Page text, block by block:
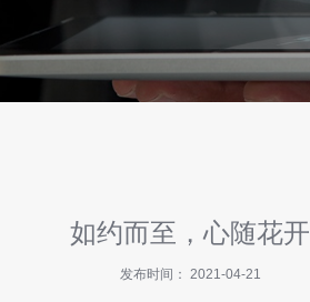
如约而至，心随花开
发布时间： 2021-04-21